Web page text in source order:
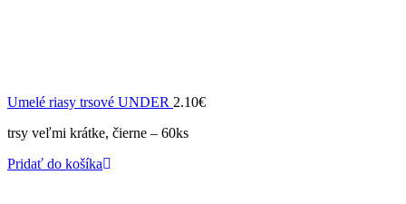
Umelé riasy trsové UNDER 2.10€
trsy veľmi krátke, čierne – 60ks
Pridať do košíka